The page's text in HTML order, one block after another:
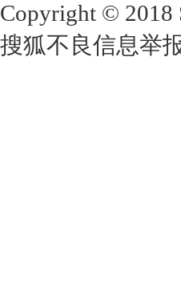
Copyright © 2018
搜狐不良信息举